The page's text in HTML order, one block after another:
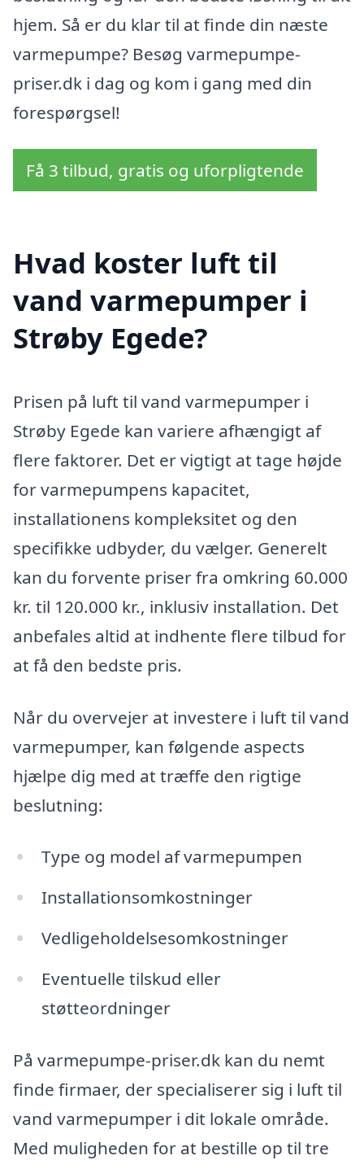
hjem. Så er du klar til at finde din næste
varmepumpe? Besøg varmepumpe-
priser.dk i dag og kom i gang med din
forespørgsel!
Få 3 tilbud, gratis og uforpligtende
Hvad koster luft til
vand varmepumper i
Strøby Egede?
Prisen på luft til vand varmepumper i
Strøby Egede kan variere afhængigt af
flere faktorer. Det er vigtigt at tage højde
for varmepumpens kapacitet,
installationens kompleksitet og den
specifikke udbyder, du vælger. Generelt
kan du forvente priser fra omkring 60.000
kr. til 120.000 kr., inklusiv installation. Det
anbefales altid at indhente flere tilbud for
at få den bedste pris.
Når du overvejer at investere i luft til vand
varmepumper, kan følgende aspects
hjælpe dig med at træffe den rigtige
beslutning:
Type og model af varmepumpen
Installationsomkostninger
Vedligeholdelsesomkostninger
Eventuelle tilskud eller
støtteordninger
På varmepumpe-priser.dk kan du nemt
finde firmaer, der specialiserer sig i luft til
vand varmepumper i dit lokale område.
Med muligheden for at bestille op til tre